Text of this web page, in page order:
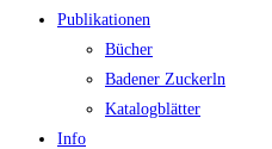
Publikationen
Bücher
Badener Zuckerln
Katalogblätter
Info